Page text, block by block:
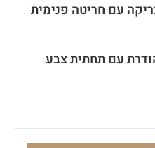
עם חריטה פנימית
עם תחתית צבע